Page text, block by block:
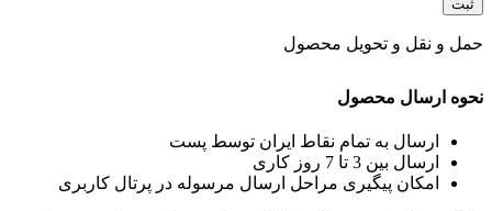
حمل و نقل و تحویل محصول
نحوه ارسال محصول
ارسال به تمام نقاط ایران توسط پست
ارسال بین 3 تا 7 روز کاری
امکان پیگیری مراحل ارسال مرسوله در پرتال کاربری